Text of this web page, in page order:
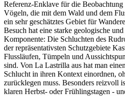
Referenz-Enklave für die
Vögeln, die mit dem Wald und dem
ein sehr geschätztes Gebiet für
Besuch hat eine starke geologische
Komponente: Die Schluchten des
der repräsentativsten Schutzgebiete
Flussläufen, Tümpeln und
sind. Von La Lastrilla aus hat man
Schlucht in ihren Kontext einordnen,
zurücklegen muss. Besonders reizvoll
klaren Herbst- oder Frühlingstagen -